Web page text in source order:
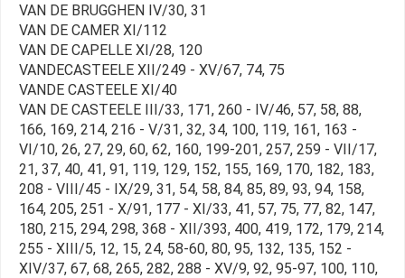
VAN DE BRUGGHEN IV/30, 31
VAN DE CAMER XI/112
VAN DE CAPELLE XI/28, 120
VANDECASTEELE XII/249 - XV/67, 74, 75
VANDE CASTEELE XI/40
VAN DE CASTEELE III/33, 171, 260 - IV/46, 57, 58, 88,
166, 169, 214, 216 - V/31, 32, 34, 100, 119, 161, 163 -
VI/10, 26, 27, 29, 60, 62, 160, 199-201, 257, 259 - VII/17,
21, 37, 40, 41, 91, 119, 129, 152, 155, 169, 170, 182, 183,
208 - VIII/45 - IX/29, 31, 54, 58, 84, 85, 89, 93, 94, 158,
164, 205, 251 - X/91, 177 - XI/33, 41, 57, 75, 77, 82, 147,
180, 215, 294, 298, 368 - XII/393, 400, 419, 172, 179, 214,
255 - XIII/5, 12, 15, 24, 58-60, 80, 95, 132, 135, 152 -
XIV/37, 67, 68, 265, 282, 288 - XV/9, 92, 95-97, 100, 110,